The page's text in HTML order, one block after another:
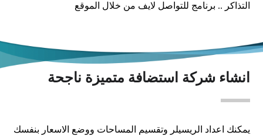
التذاكر .. برنامج للتواصل لايف من خلال الموقع
انشاء شركة استضافة متميزة ناجحة
يمكنك اعداد الريسيلر وتقسيم المساحات ووضع الاسعار بنفسك